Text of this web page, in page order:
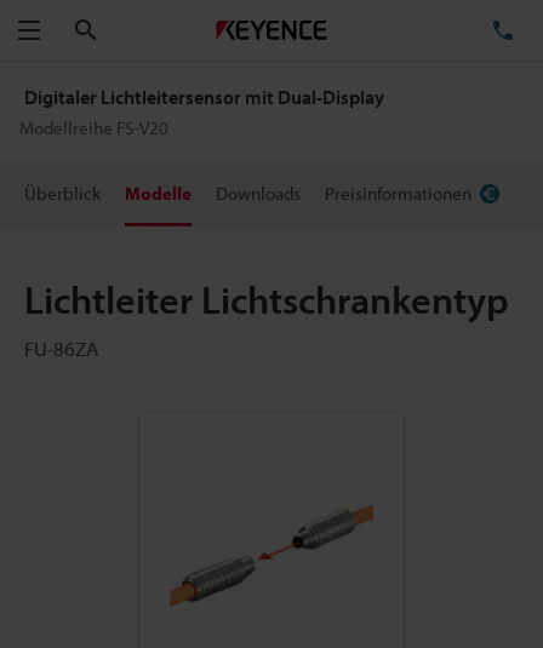
Menü
Digitaler Lichtleitersensor mit Dual-Display
Modellreihe FS-V20
Überblick Modelle Downloads Preisinformationen
Lichtleiter Lichtschrankentyp
FU-86ZA